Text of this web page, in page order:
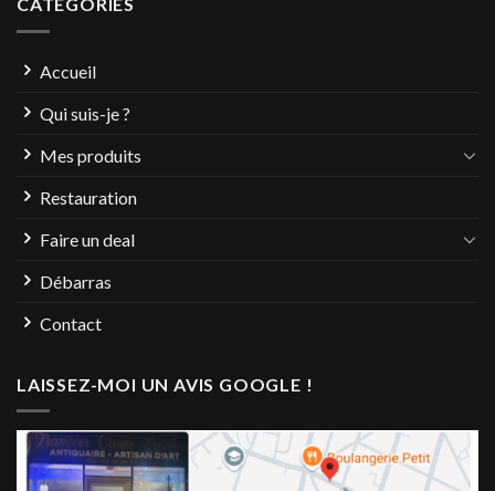
Accueil
Qui suis-je ?
Mes produits
Restauration
Faire un deal
Débarras
Contact
LAISSEZ-MOI UN AVIS GOOGLE !